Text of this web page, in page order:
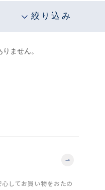
絞り込み
ません。
してお買い物をおたの